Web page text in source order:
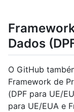
Dados
O GitHub
Framework de
(DPF para UE/
para UE/EUA e